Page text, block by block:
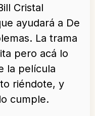
Cristal
ayudará a De
La trama
pero acá lo
la película
riéndote, y
cumple.